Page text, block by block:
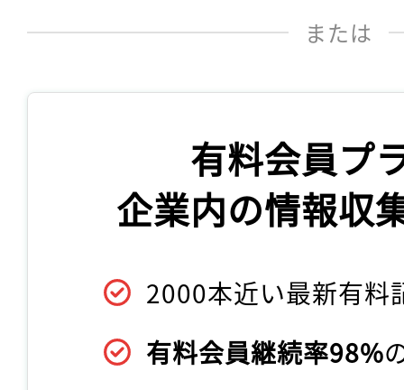
または
有料会員プ
企業内の情報収
2000本近い最新有料
有料会員継続率98%